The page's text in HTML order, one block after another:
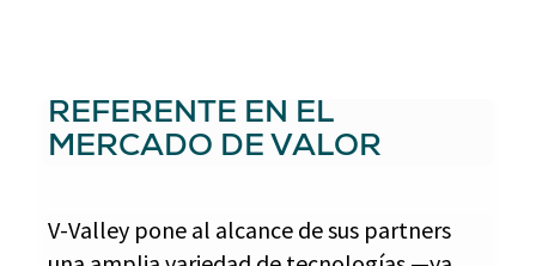
REFERENTE EN EL
MERCADO DE VALOR
V-Valley pone al alcance de sus partners